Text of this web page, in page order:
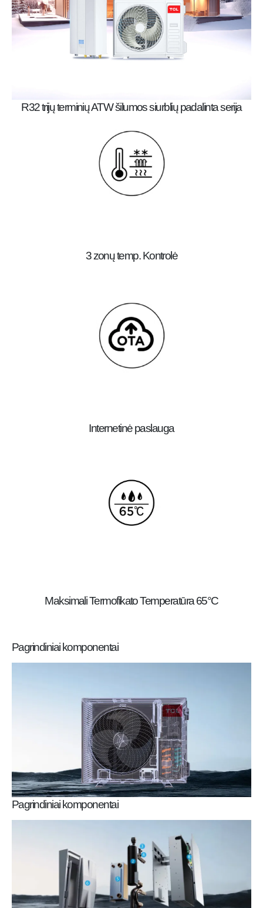
R32 trijų terminių ATW šilumos siurblių padalinta serija
3 zonų temp. Kontrolė
Internetinė paslauga
Maksimali Termofikato Temperatūra 65°C
Pagrindiniai komponentai
Pagrindiniai komponentai